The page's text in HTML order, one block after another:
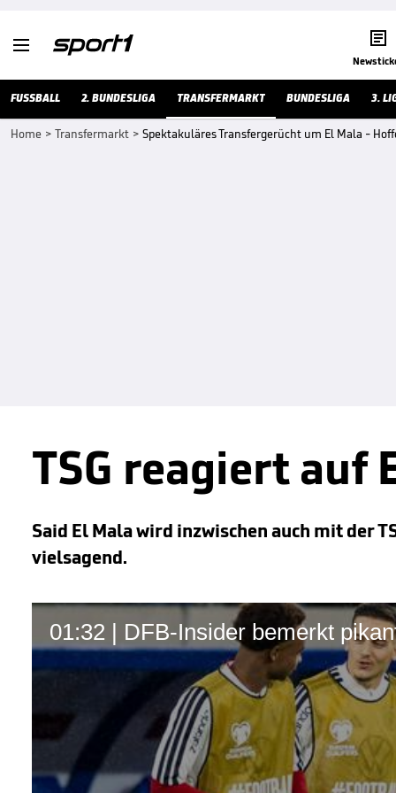
 
FUSSBALL 2. BUNDESLIGA TRANSFERMARKT BUNDESLIGA 3.
Home > Transfermarkt > Spektakuläres Transfergerücht um El Mala -
TSG reagiert auf
Said El Mala wird inzwischen auch mit der
vielsagend.
01:32 | DFB-Insider bemerkt